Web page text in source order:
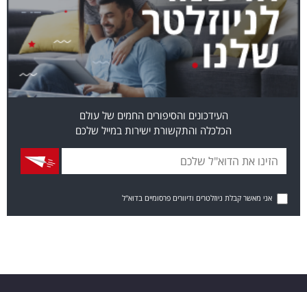
העידכונים והסיפורים החמים של עולם
הכלכלה והתקשורת ישירות במייל שלכם
אני מאשר קבלת ניוזלטרים ודיוורים פרסומיים בדוא"ל